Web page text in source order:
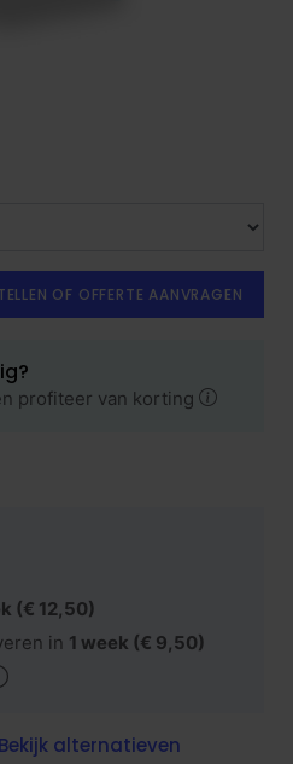
OF OFFERTE AANVRAGEN
profiteer van korting
(€ 12,50)
in 1 week (€ 9,50)
Bekijk alternatieven